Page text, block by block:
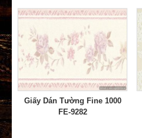
Giấy Dán Tường Fine 1000
FE-9282